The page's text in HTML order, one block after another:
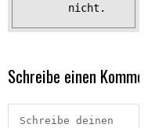
nicht.
Schreibe einen Kommentar